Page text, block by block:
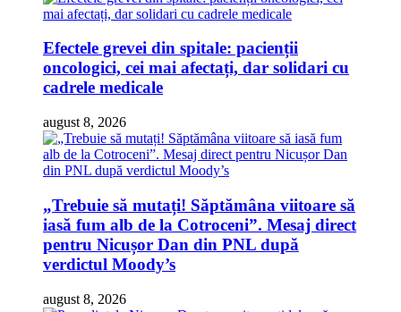
Efectele grevei din spitale: pacienții
oncologici, cei mai afectați, dar solidari cu
cadrele medicale
august 8, 2026
„Trebuie să mutați! Săptămâna viitoare să
iasă fum alb de la Cotroceni”. Mesaj direct
pentru Nicușor Dan din PNL după
verdictul Moody’s
august 8, 2026